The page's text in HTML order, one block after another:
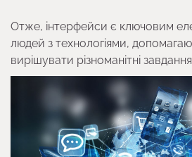
Отже, інтерфейси є ключовим
людей з технологіями,
вирішувати різноманітні